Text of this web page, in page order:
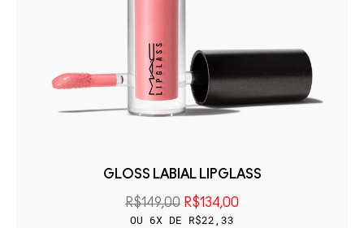
GLOSS LABIAL LIPGLASS
R$149,00 R$134,00
OU 6X DE R$22,33